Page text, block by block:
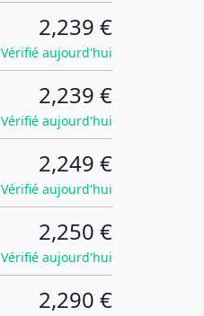
2,239 €
Vérifié aujourd'hui
2,239 €
Vérifié aujourd'hui
2,249 €
Vérifié aujourd'hui
2,250 €
Vérifié aujourd'hui
2,290 €